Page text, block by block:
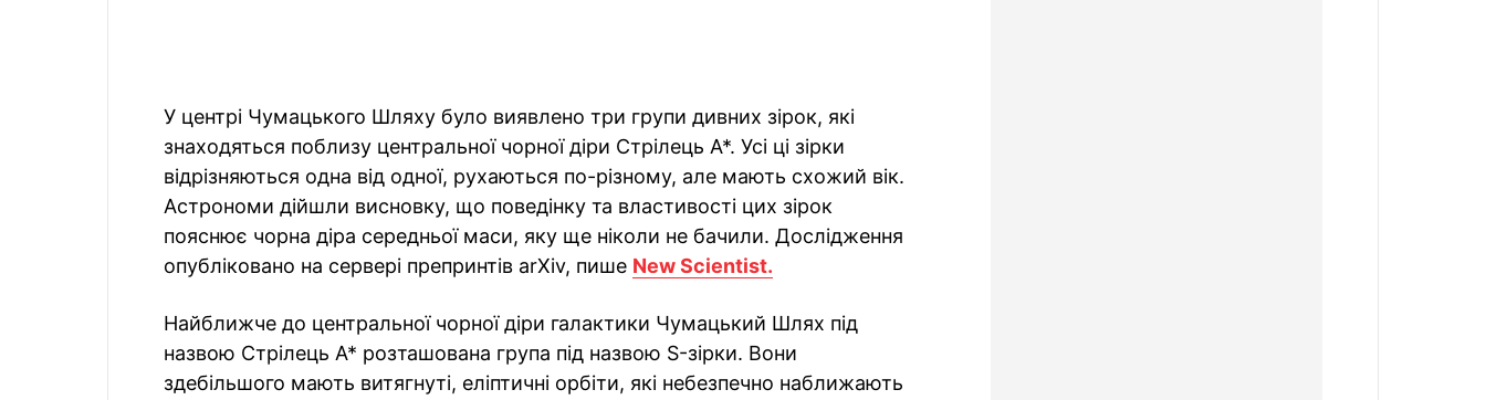
У центрі Чумацького Шляху було виявлено три групи дивних зірок, які
знаходяться поблизу центральної чорної діри Стрілець A*. Усі ці зірки
відрізняються одна від одної, рухаються по-різному, але мають схожий вік.
Астрономи дійшли висновку, що поведінку та властивості цих зірок
пояснює чорна діра середньої маси, яку ще ніколи не бачили. Дослідження
опубліковано на сервері препринтів arXiv, пише New Scientist.
Найближче до центральної чорної діри галактики Чумацький Шлях під
назвою Стрілець A* розташована група під назвою S-зірки. Вони
здебільшого мають витягнуті, еліптичні орбіти, які небезпечно наближають